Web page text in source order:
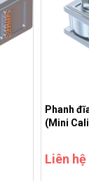
Phanh
(Mini
Liên hệ